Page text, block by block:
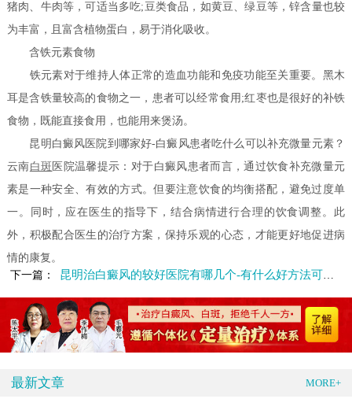
猪肉、牛肉等，可适当多吃;豆类食品，如黄豆、绿豆等，锌含量也较
为丰富，且富含植物蛋白，易于消化吸收。
含铁元素食物
铁元素对于维持人体正常的造血功能和免疫功能至关重要。黑木
耳是含铁量较高的食物之一，患者可以经常食用;红枣也是很好的补铁
食物，既能直接食用，也能用来煲汤。
昆明白癜风医院到哪家好-白癜风患者吃什么可以补充微量元素？
云南白斑 医院温馨提示：对于白癜风患者而言，通过饮食补充微量元
素是一种安全、有效的方式。但要注意饮食的均衡搭配，避免过度单
一。同时，应在医生的指导下，结合病情进行合理的饮食调整。此
外，积极配合医生的治疗方案，保持乐观的心态，才能更好地促进病
情的康复。
下一篇：
昆明治白癜风的较好医院有哪几个-有什么好方法可以预防白癜风
最新文章 MORE+